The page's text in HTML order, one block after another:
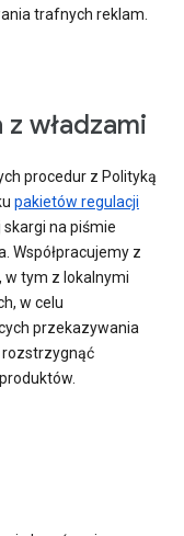
trafnych reklam.
władzami
procedur z Polityką
pakietów regulacji
na piśmie
Współpracujemy z
tym z lokalnymi
w celu
przekazywania
rozstrzygnąć